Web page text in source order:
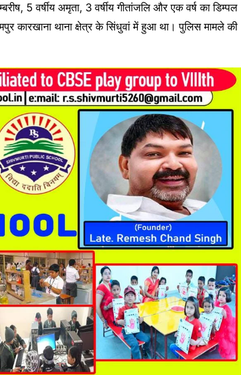
5 वर्षीय अमृता, 3 वर्षीय गीतांजलि और एक वर्ष का डिम्पल
कारखाना थाना क्षेत्र के सिंधुवां में हुआ था। पुलिस मामले की